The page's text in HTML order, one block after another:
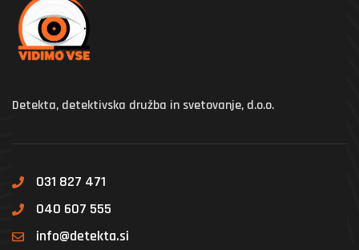
Detekta, detektivska družba in svetovanje, d.o.o.
031 827 471
040 607 555
info@detekta.si